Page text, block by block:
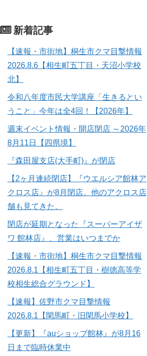
新着記事
【速報・市街地】桐生市クマ目撃情報
2026.8.6【相生町五丁目・天沼小学校
北】
令和八年度市民大学講座「生きるとい
うこと」今年は全4回！【2026年】
週末イベント情報・開店閉店 ～2026年
8月11日【四県境】
『森田屋支店(大手町)』が閉店
【2ヶ月連続閉店】『ウエルシア館林ア
クロス店』が8月閉店。他のアクロス店
舗も見てきた。
閉店が延期となった『スーパーアイザ
ワ 館林店』、営業はいつまでか
【速報・市街地】桐生市クマ目撃情報
2026.8.1【相生町五丁目・樹徳高等学
校相生総合グラウンド】
【速報】佐野市クマ目撃情報
2026.8.1【閑馬町・旧閑馬小学校】
【更新】『auショップ館林』が8月16
日まで臨時休業中